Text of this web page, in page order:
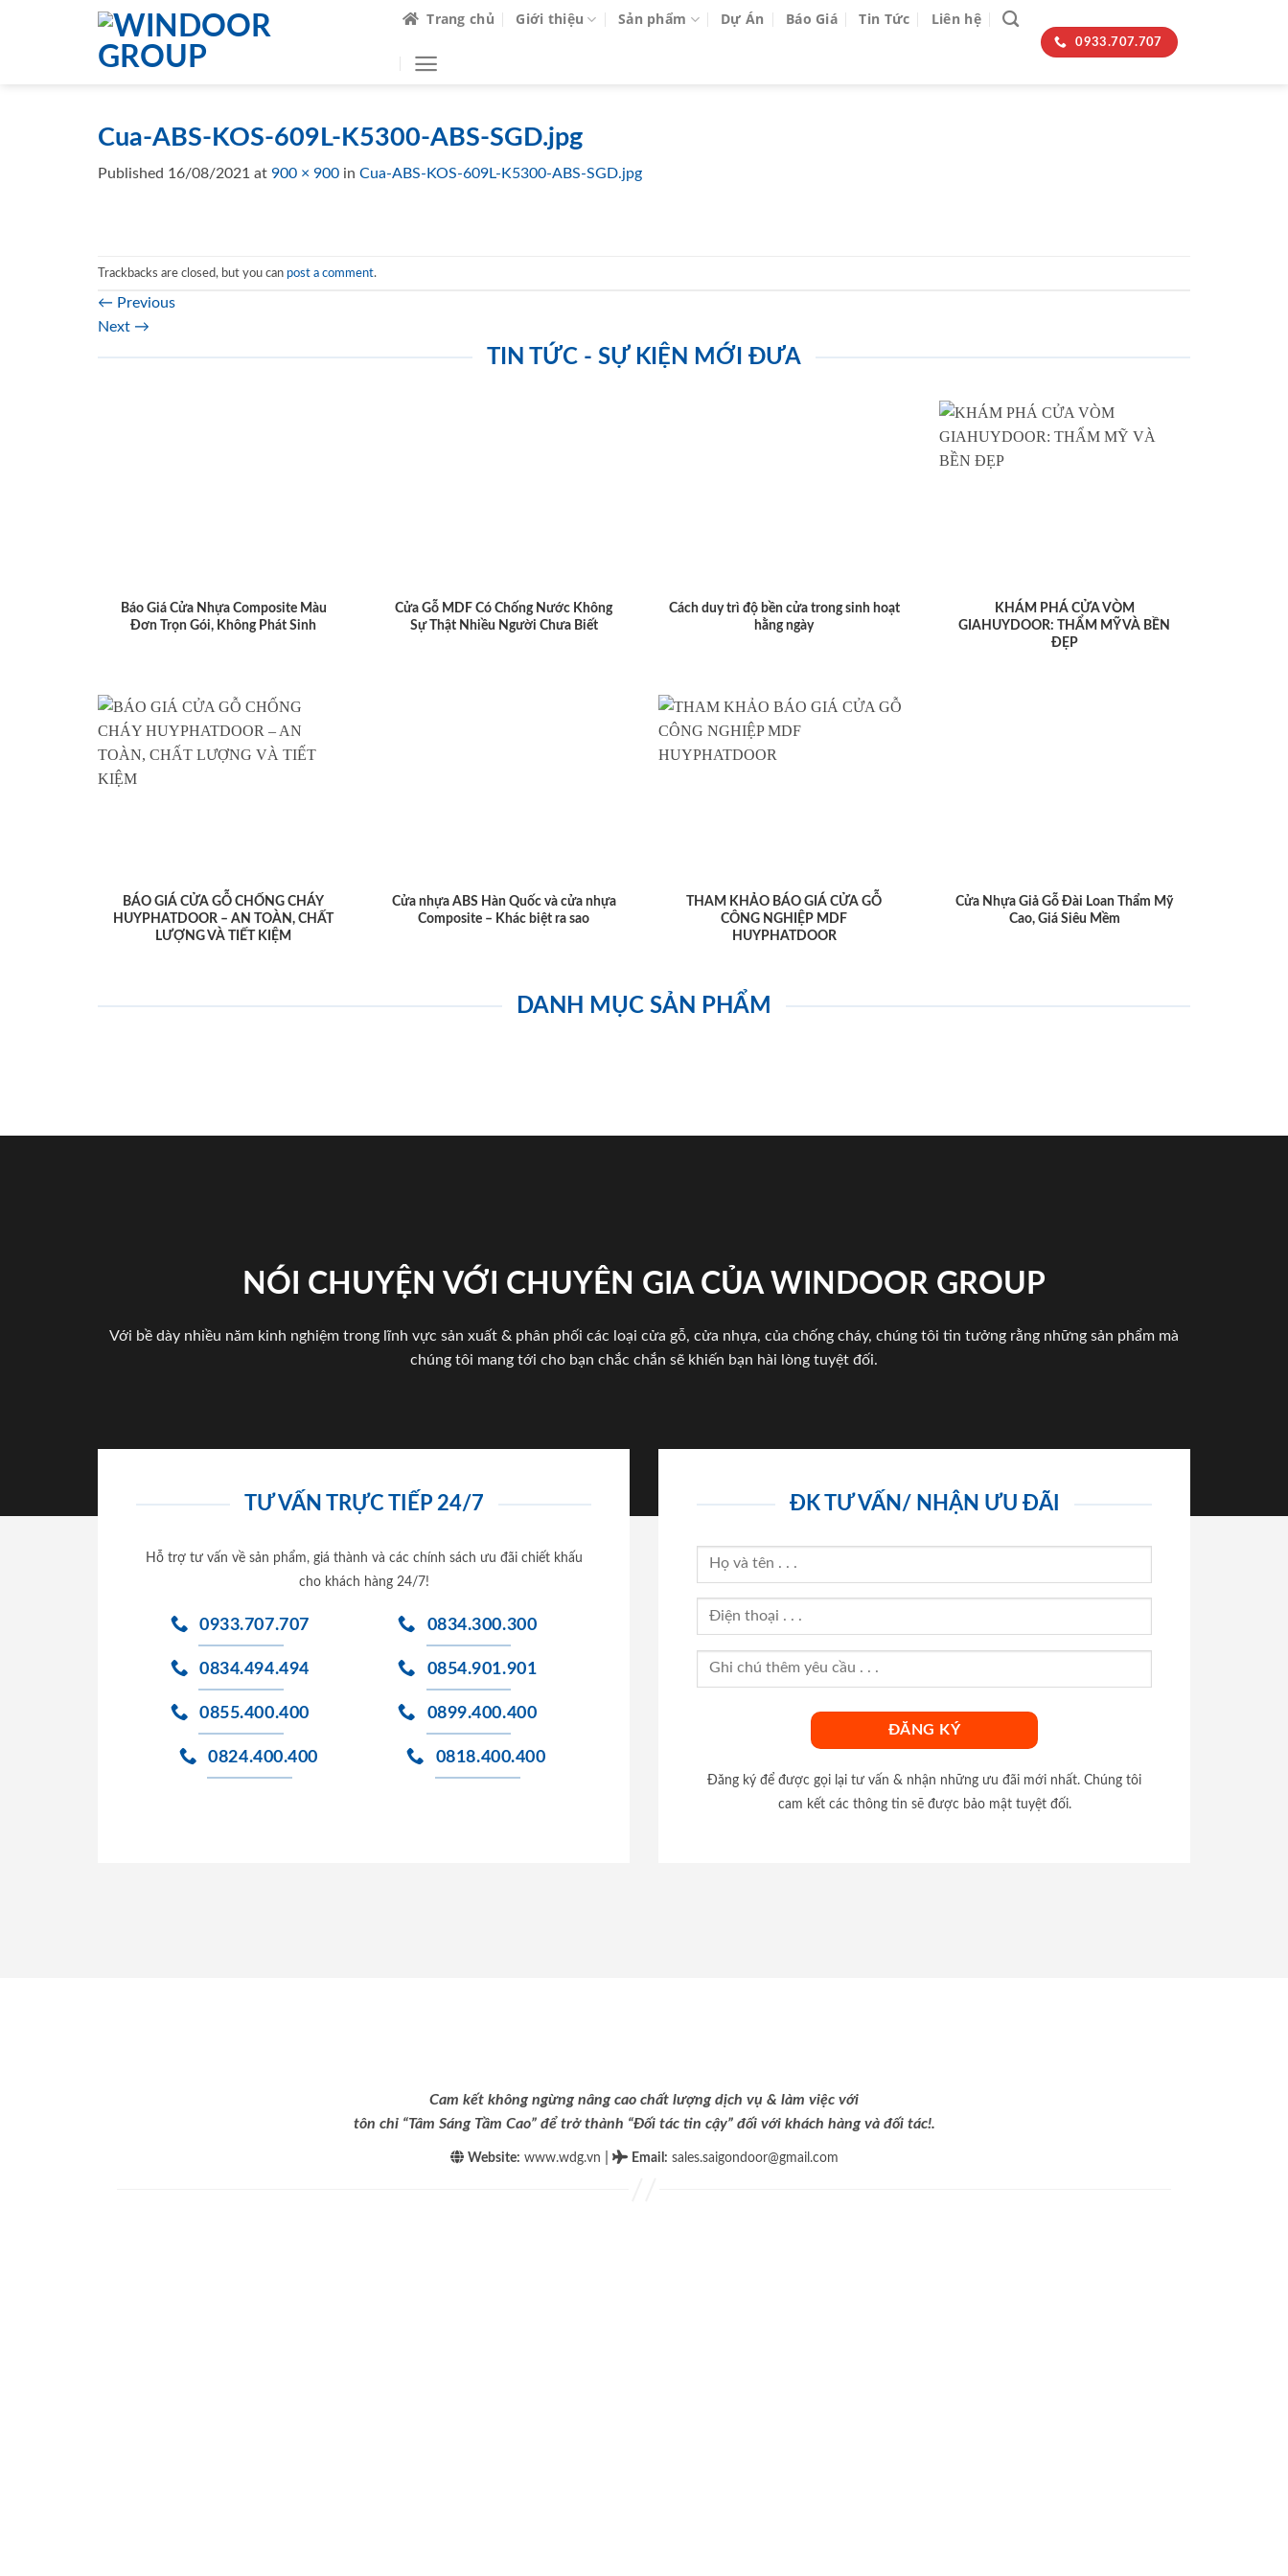
Trang chủ Giới thiệu Sản phẩm Dự Án Báo Giá Tin Tức Liên hệ
0933.707.707
Cua-ABS-KOS-609L-K5300-ABS-SGD.jpg
Published 16/08/2021 at 900 × 900 in Cua-ABS-KOS-609L-K5300-ABS-SGD.jpg
Trackbacks are closed, but you can post a comment.
← Previous
Next →
TIN TỨC - SỰ KIỆN MỚI ĐƯA
Báo Giá Cửa Nhựa Composite Màu
Đơn Trọn Gói, Không Phát Sinh
Cửa Gỗ MDF Có Chống Nước Không
Sự Thật Nhiều Người Chưa Biết
Cách duy trì độ bền cửa trong sinh hoạt
hằng ngày
KHÁM PHÁ CỬA VÒM
GIAHUYDOOR: THẨM MỸ VÀ BỀN
ĐẸP
BÁO GIÁ CỬA GỖ CHỐNG CHÁY
HUYPHATDOOR – AN TOÀN, CHẤT
LƯỢNG VÀ TIẾT KIỆM
Cửa nhựa ABS Hàn Quốc và cửa nhựa
Composite – Khác biệt ra sao
THAM KHẢO BÁO GIÁ CỬA GỖ
CÔNG NGHIỆP MDF
HUYPHATDOOR
Cửa Nhựa Giả Gỗ Đài Loan Thẩm Mỹ
Cao, Giá Siêu Mềm
DANH MỤC SẢN PHẨM
NÓI CHUYỆN VỚI CHUYÊN GIA CỦA WINDOOR GROUP
Với bề dày nhiều năm kinh nghiệm trong lĩnh vực sản xuất & phân phối các loại cửa gỗ, cửa nhựa, của chống cháy, chúng tôi tin tưởng rằng những sản phẩm mà
chúng tôi mang tới cho bạn chắc chắn sẽ khiến bạn hài lòng tuyệt đối.
TƯ VẤN TRỰC TIẾP 24/7
Hỗ trợ tư vấn về sản phẩm, giá thành và các chính sách ưu đãi chiết khấu
cho khách hàng 24/7!
0933.707.707
0834.494.494
0855.400.400
0824.400.400
0834.300.300
0854.901.901
0899.400.400
0818.400.400
ĐK TƯ VẤN/ NHẬN ƯU ĐÃI
Đăng ký để được gọi lại tư vấn & nhận những ưu đãi mới nhất. Chúng tôi
cam kết các thông tin sẽ được bảo mật tuyệt đối.
Cam kết không ngừng nâng cao chất lượng dịch vụ & làm việc với
tôn chỉ “Tâm Sáng Tầm Cao” để trở thành “Đối tác tin cậy” đối với khách hàng và đối tác!.
Website: www.wdg.vn Email : sales.saigondoor@gmail.com